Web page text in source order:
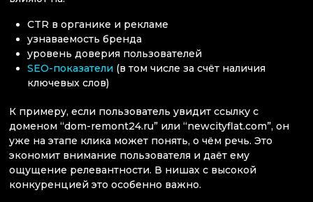
CTR в органике и рекламе
узнаваемость бренда
уровень доверия пользователей
SEO-показатели (в том числе за счёт наличия
ключевых слов)
К примеру, если пользователь увидит ссылку с
доменом “dom-remont24.ru” или “newcityflat.com”, он
уже на этапе клика может понять, о чём речь. Это
экономит внимание пользователя и даёт ему
ощущение релевантности. В нишах с высокой
конкуренцией это особенно важно.